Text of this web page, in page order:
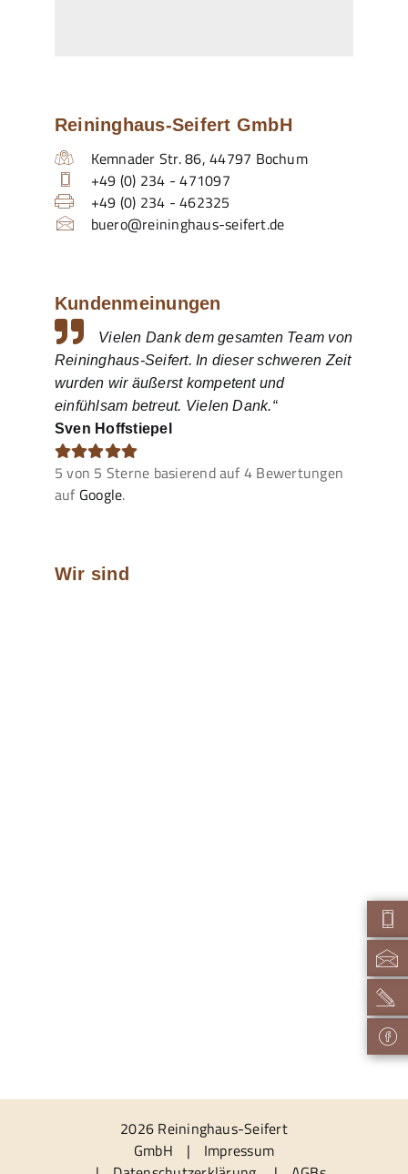
Reininghaus-Seifert GmbH
Kemnader Str. 86,44797 Bochum
+49 (0) 234 - 471097
+49 (0) 234 - 462325
buero@reininghaus-seifert.de
Kundenmeinungen
Vielen Dank dem gesamten Team von
Reininghaus-Seifert. In dieser schweren Zeit
wurden wir äußerst kompetent und
einfühlsam betreut. Vielen Dank.“
Sven Hoffstiepel
5 von 5 Sterne basierend auf 4 Bewertungen
auf Google.
Wir sind
2026 Reininghaus-Seifert
GmbH
|
Impressum